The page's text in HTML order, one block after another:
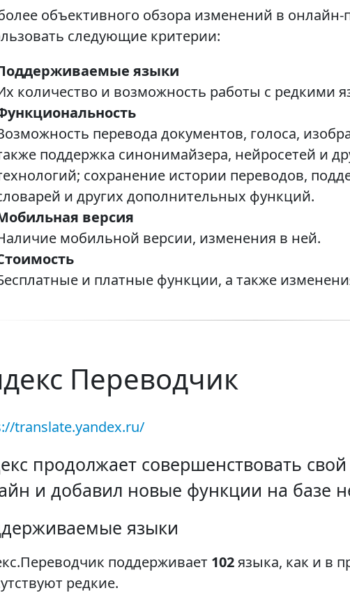
объективного обзора изменений в
следующие критерии:
языки
количество и возможность работы с редкими
перевода документов, голоса,
поддержка синонимайзера, нейросетей и
сохранение истории переводов,
и других дополнительных функций.
версия
мобильной версии, изменения в ней.
и платные функции, а также
Переводчик
translate.yandex.ru/
продолжает совершенствовать
и добавил новые функции на базе
языки
поддерживает 102языка, как и в
редкие.